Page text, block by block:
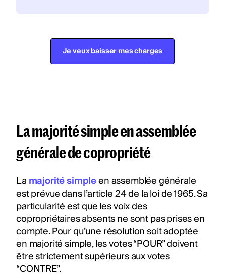
Je veux baisser mes charges
La majorité simple en assemblée
générale de copropriété
Lamajorité simpleen assemblée générale
est prévue dans l’article 24 de la loi de 1965. Sa
particularité est que les voix des
copropriétaires absents ne sont pas prises en
compte. Pour qu’une résolution soit adoptée
en majorité simple, les votes “POUR” doivent
être strictement supérieurs aux votes
“CONTRE”.